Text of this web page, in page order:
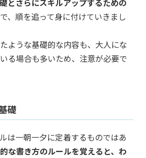
とさらにスキルアップするための
、順を追って身に付けていきまし
ような基礎的な内容も、大人にな
る場合も多いため、注意が必要で
礎
は一朝一夕に定着するものではあ
な書き方のルールを覚えると、わ